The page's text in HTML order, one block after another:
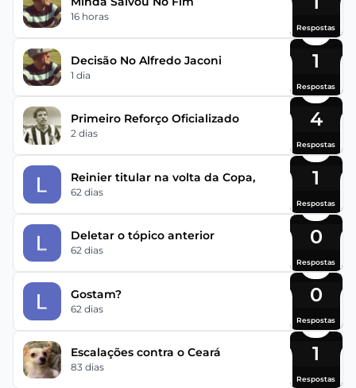
16 horas
Respostas
Decisão No Alfredo Jaconi
1 dia
1
Respostas
Primeiro Reforço Oficializado
2 dias
4
Respostas
Reinier titular na volta da Copa,
62 dias
1
Respostas
Deletar o tópico anterior
62 dias
0
Respostas
Gostam?
62 dias
0
Respostas
Escalações contra o Ceará
83 dias
1
Respostas